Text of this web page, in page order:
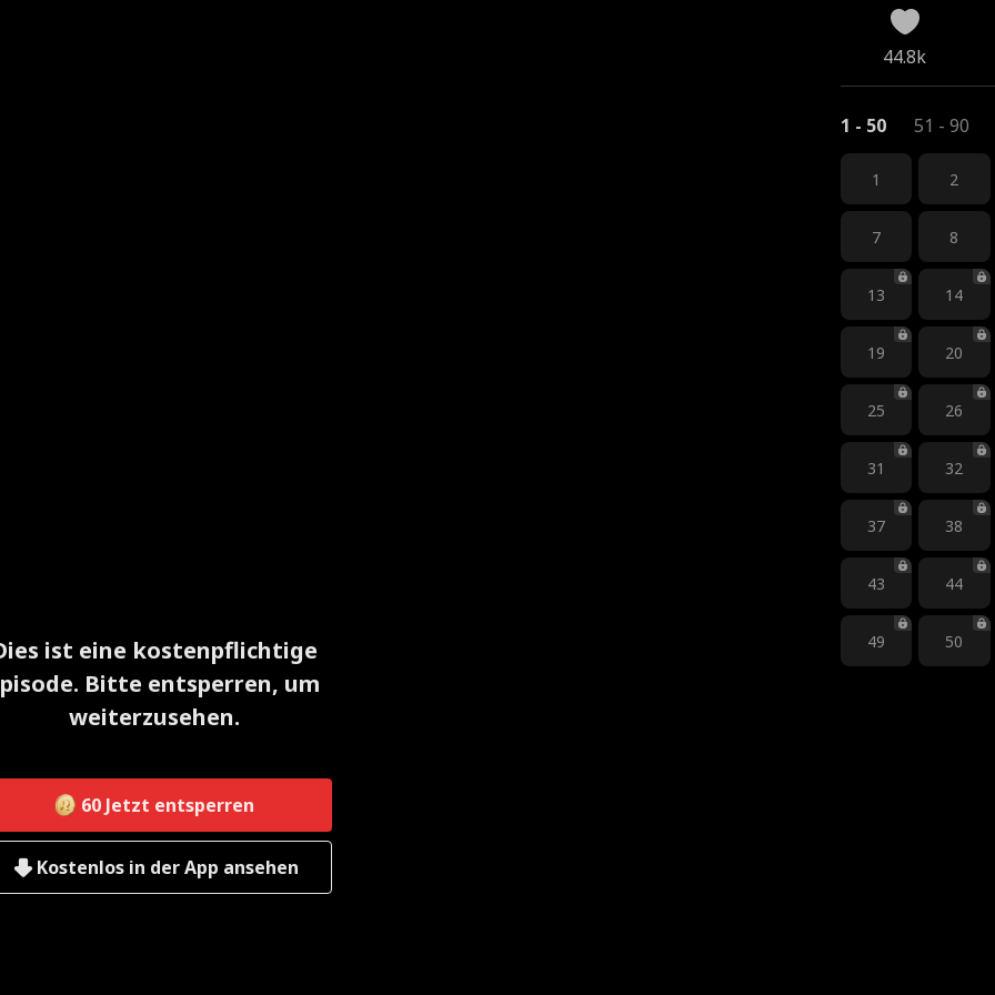
ist eine kostenpflichtige
Bitte entsperren, um
weiterzusehen.
60 Jetzt entsperren
Kostenlos in der App ansehen
44.8k
1 - 50 51 - 90
1 2
7 8
13 14
19 20
25 26
31 32
37 38
43 44
49 50